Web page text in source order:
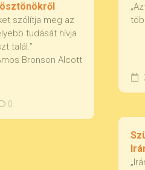
szólítja meg az
tudását hívja
talál.”
Bronson Alcott
0